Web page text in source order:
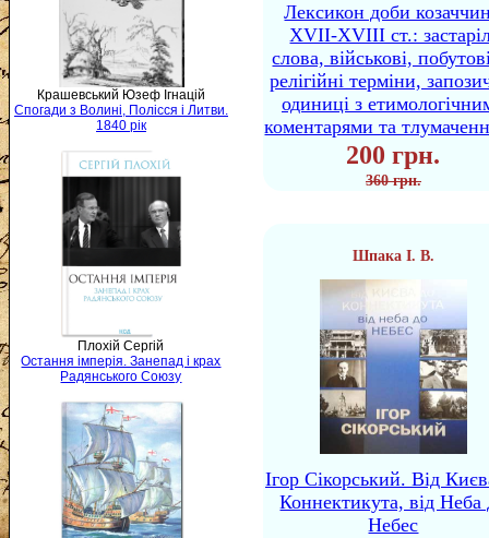
Крашевський Юзеф Ігнацій
Спогади з Волині, Полісся і Литви.
1840 рік
Плохій Сергій
Остання імперія. Занепад і крах
Радянського Союзу
Лексикон доби
XVII-XVIII ст.:
слова, військові,
релігійні терміни,
одиниці з
коментарями та
200 грн.
360 грн.
Шпака І. В.
Ігор Сікорський. Від
Коннектикута, від Неба
Небес